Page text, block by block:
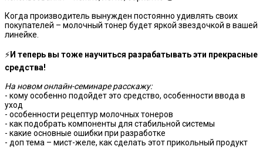
Когда производитель вынужден постоянно удивлять своих
покупателей – молочный тонер будет яркой звездочкой в вашей
линейке.
⚡️И теперь вы тоже научиться разрабатывать эти прекрасные
средства!
На новом онлайн-семинаре расскажу:
- кому особенно подойдет это средство, особенности ввода в
уход
- особенности рецептур молочных тонеров
- как подобрать компоненты для стабильной системы
- какие основные ошибки при разработке
- доп тема – мист-желе, как сделать этот прикольный продукт